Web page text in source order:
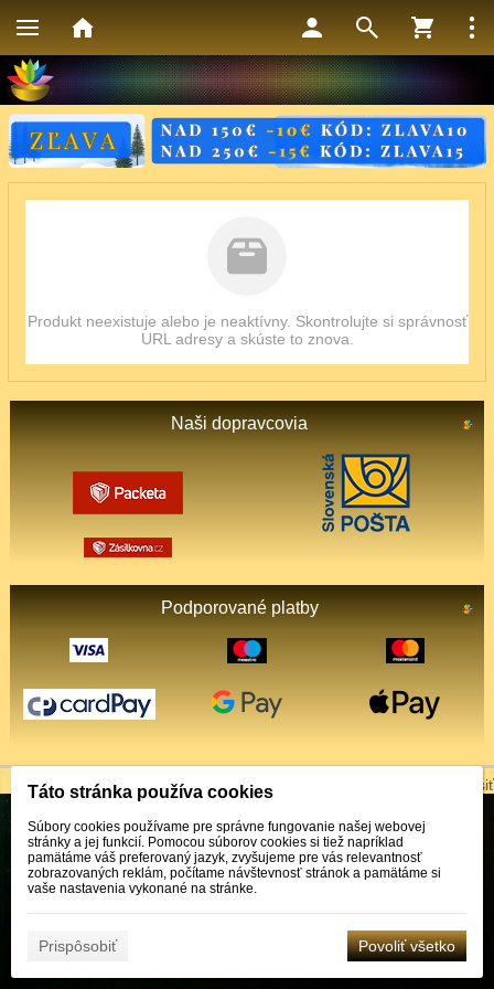
Naši dopravcovia
Podporované platby
Produkt neexistuje alebo je neaktívny. Skontrolujte si správnosť
URL adresy a skúste to znova.
© 2026 WEXBO | Prihlásiť
Táto stránka používa cookies
Súbory cookies používame pre správne fungovanie našej webovej
stránky a jej funkcií. Pomocou súborov cookies si tiež napríklad
pamätáme váš preferovaný jazyk, zvyšujeme pre vás relevantnosť
zobrazovaných reklám, počítame návštevnosť stránok a pamätáme si
vaše nastavenia vykonané na stránke.
Prispôsobiť Povoliť všetko